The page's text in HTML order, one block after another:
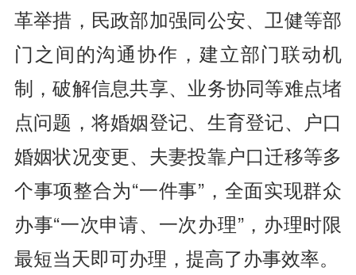
革举措，民政部加强同公安、卫健等部
门之间的沟通协作，建立部门联动机
制，破解信息共享、业务协同等难点堵
点问题，将婚姻登记、生育登记、户口
婚姻状况变更、夫妻投靠户口迁移等多
个事项整合为“一件事”，全面实现群众
办事“一次申请、一次办理”，办理时限
最短当天即可办理，提高了办事效率。